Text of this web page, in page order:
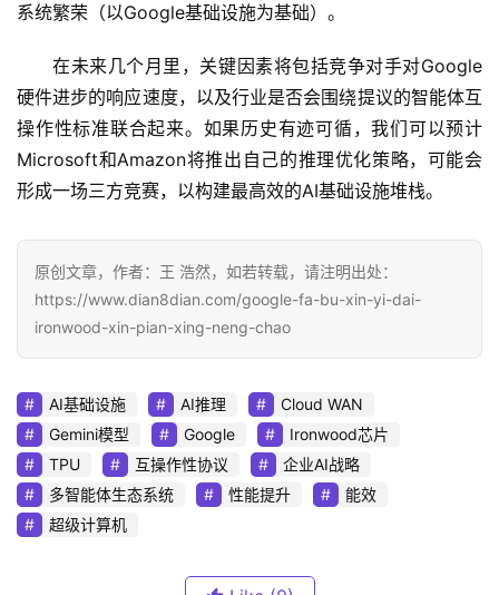
系统繁荣（以Google基础设施为基础）。
在未来几个月里，关键因素将包括竞争对手对Google
硬件进步的响应速度，以及行业是否会围绕提议的智能体互
操作性标准联合起来。如果历史有迹可循，我们可以预计
Microsoft和Amazon将推出自己的推理优化策略，可能会
形成一场三方竞赛，以构建最高效的AI基础设施堆栈。
原创文章，作者：王 浩然，如若转载，请注明出处：
https://www.dian8dian.com/google-fa-bu-xin-yi-dai-
ironwood-xin-pian-xing-neng-chao
AI基础设施 AI推理
Cloud WAN
Gemini模型
Google
Ironwood芯片
TPU
互操作性协议
企业AI战略
多智能体生态系统
性能提升
能效
超级计算机